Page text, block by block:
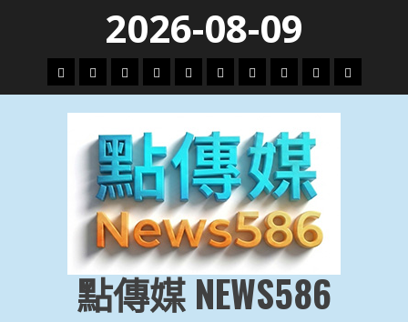
content
2026-08-09
頭
條
財
經
地
方.
會
文
教.
技
專
題
娛
樂
劇
政
治
國
際
運
動
生
活
點傳媒 NEWS586